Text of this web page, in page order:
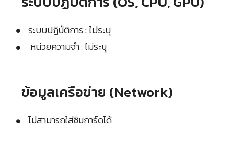
ระบบปฏิบัติการ : ไม่ระบุ
หน่วยความจำ : ไม่ระบุ
ข้อมูลเครือข่าย (Network)
ไม่สามารถใส่ซิมการ์ดได้